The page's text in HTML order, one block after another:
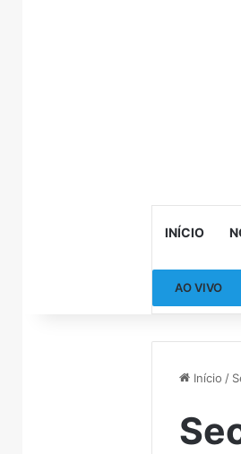
INÍCIO
AO VIVO
Início /